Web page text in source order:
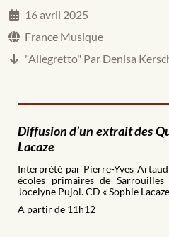
16 avril 2025
France Musique
"Allegretto" Par Denisa
Diffusion d’un extrait des
Lacaze
Interprété par Pierre-Yves
écoles primaires de
Jocelyne Pujol. CD « Sophie
A partir de 11h12